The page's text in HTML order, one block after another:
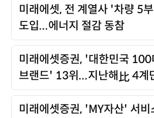
미래에셋, 전 계열사 '차량 5
도입...에너지 절감 동참
미래에셋증권, '대한민국 100
브랜드' 13위...지난해 比4계
미래에셋증권, 'MY자산' 서비